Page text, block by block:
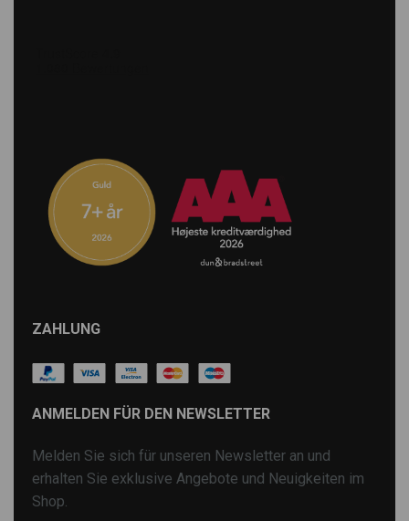
ZAHLUNG
ANMELDEN FÜR DEN NEWSLETTER
Melden Sie sich für unseren Newsletter an und
erhalten Sie exklusive Angebote und Neuigkeiten im
Shop.